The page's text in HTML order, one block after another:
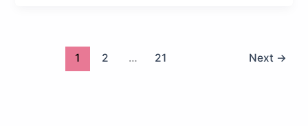
1 2 … 21 Next →